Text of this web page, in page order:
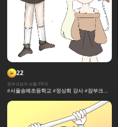
22
잠부크섬의 보물 2주차
#서울송례초등학교 #정상희 강사 #잠부크섬
험 #마법 #세계관 중세 #보물